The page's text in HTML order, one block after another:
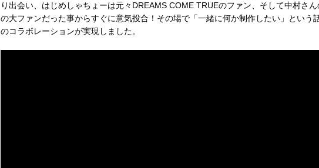
り出会い、はじめしゃちょーは元々DREAMS COME TRUEのファン、そして中村さ
の大ファンだった事からすぐに意気投合！その場で「一緒に何か制作したい」という
のコラボレーションが実現しました。